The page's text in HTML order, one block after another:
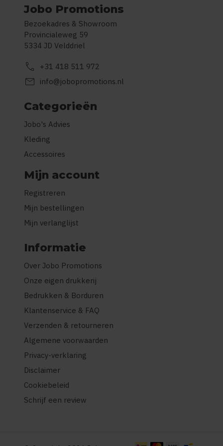
Jobo Promotions
Bezoekadres & Showroom
Provincialeweg 59
5334 JD Velddriel
call +31 418 511 972
mail info@jobopromotions.nl
Categorieën
Jobo's Advies
Kleding
Accessoires
Mijn account
Registreren
Mijn bestellingen
Mijn verlanglijst
Informatie
Over Jobo Promotions
Onze eigen drukkerij
Bedrukken & Borduren
Klantenservice & FAQ
Verzenden & retourneren
Algemene voorwaarden
Privacy-verklaring
Disclaimer
Cookiebeleid
Schrijf een review